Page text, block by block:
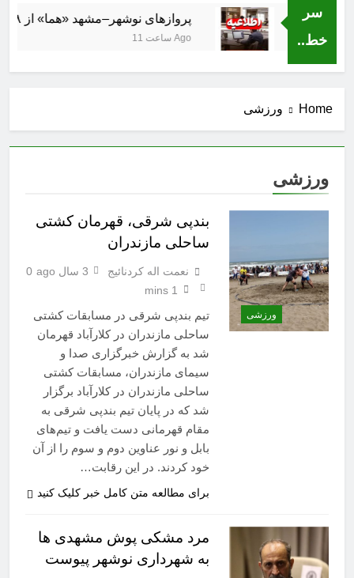
سر
خط..
پروازهای نوشهر–مشهد «هما» از ۱۸ مرداد برقرار می‌شود
11 ساعت Ago
Home ورزشی
ورزشی
ورزشی
بندپی شرقی، قهرمان کشتی
ساحلی مازندران
نعمت اله کردنائیج 3 سال ago
0
1 mins
تیم بندپی شرقی در مسابقات کشتی
ساحلی مازندران در کلارآباد قهرمان
شد به گزارش خبرگزاری صدا و
سیمای مازندران، مسابقات کشتی
ساحلی مازندران در کلارآباد برگزار
شد که در پایان تیم بندپی شرقی به
مقام قهرمانی دست یافت و تیم‌های
بابل و نور عناوین دوم و سوم را از آن
خود کردند. در این رقابت…
برای مطالعه متن کامل خبر کلیک کنید
مرد مشکی پوش مشهدی ها
به شهرداری نوشهر پیوست